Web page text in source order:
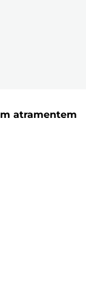
atramentem